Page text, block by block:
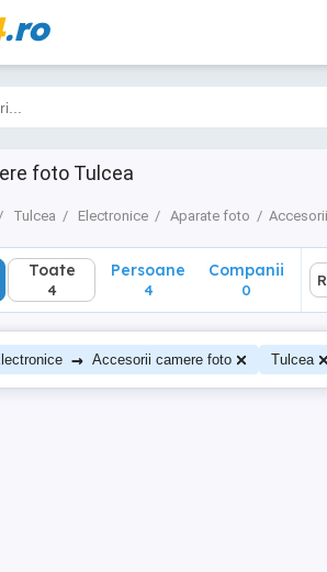
.ro
foto Tulcea
Tulcea Electronice Aparate foto
Toate
4
Toate
4
Persoane
4
Companii
0
→ Accesorii camere foto Tulcea